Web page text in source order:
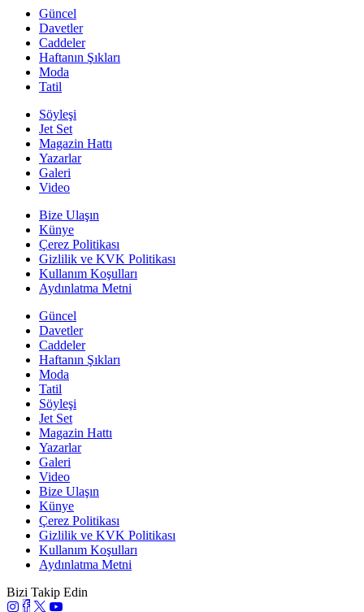
Güncel
Davetler
Caddeler
Haftanın Şıkları
Moda
Tatil
Söyleşi
Jet Set
Magazin Hattı
Yazarlar
Galeri
Video
Bize Ulaşın
Künye
Çerez Politikası
Gizlilik ve KVK Politikası
Kullanım Koşulları
Aydınlatma Metni
Güncel
Davetler
Caddeler
Haftanın Şıkları
Moda
Tatil
Söyleşi
Jet Set
Magazin Hattı
Yazarlar
Galeri
Video
Bize Ulaşın
Künye
Çerez Politikası
Gizlilik ve KVK Politikası
Kullanım Koşulları
Aydınlatma Metni
Bizi Takip Edin